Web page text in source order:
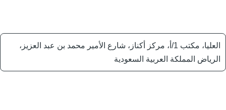
العليا، مكتب 1/أ، مركز أكناز، شارع الأمير محمد بن عبد العزيز،
الرياض المملكة العربية السعودية